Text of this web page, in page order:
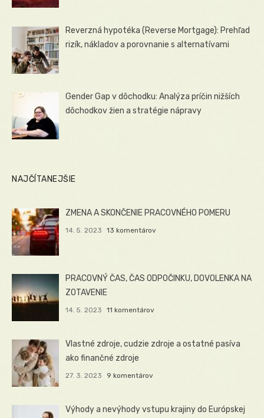
Reverzná hypotéka (Reverse Mortgage): Prehľad
rizík, nákladov a porovnanie s alternatívami
Gender Gap v dôchodku: Analýza príčin nižších
dôchodkov žien a stratégie nápravy
NAJČÍTANEJŠIE
ZMENA A SKONČENIE PRACOVNÉHO POMERU
14. 5. 2023 13 komentárov
PRACOVNÝ ČAS, ČAS ODPOČINKU, DOVOLENKA NA
ZOTAVENIE
14. 5. 2023 11 komentárov
Vlastné zdroje, cudzie zdroje a ostatné pasíva
ako finančné zdroje
27. 3. 2023 9 komentárov
Výhody a nevýhody vstupu krajiny do Európskej